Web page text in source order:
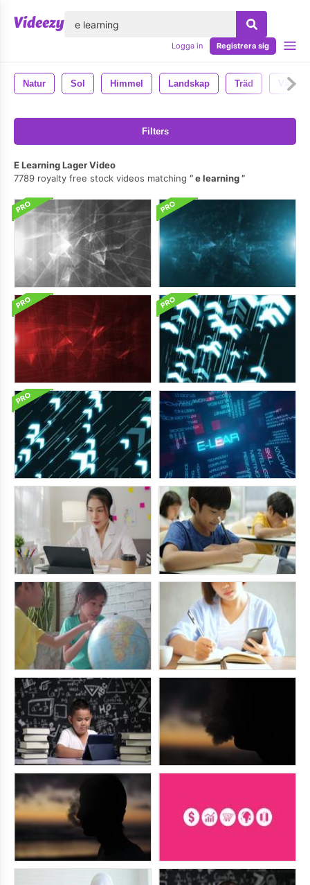
Logga in Registrera sig
Natur Sol Himmel Landskap Träd Växt
Filters
E Learning Lager Video
7789 royalty free stock videos matching
e learning